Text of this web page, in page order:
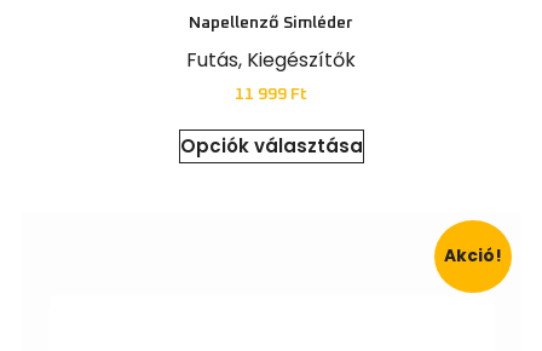
Napellenző Simléder
Futás, Kiegészítők
11 999 Ft
Opciók választása
Akció!